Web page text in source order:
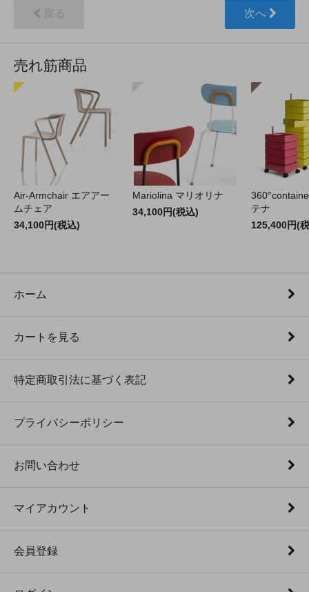
戻る 次へ
売れ筋商品
Air-Armchair エアアー
ムチェア
34,100円(税込)
Mariolina マリオリナ
34,100円(税込)
テナ
125,400円(
ホーム
カートを見る
特定商取引法に基づく表記
プライバシーポリシー
お問い合わせ
マイアカウント
会員登録